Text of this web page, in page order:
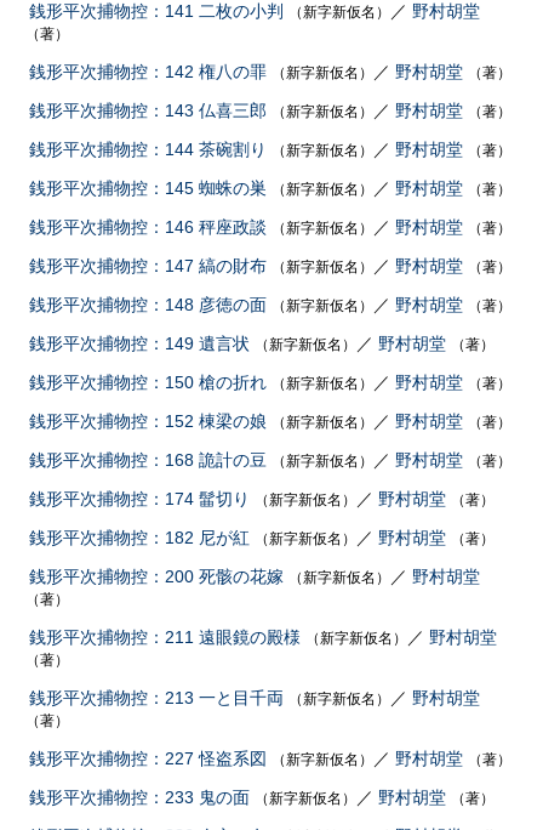
銭形平次捕物控：141 二枚の小判 （新字新仮名） ／ 野村胡堂
（著）
銭形平次捕物控：142 権八の罪 （新字新仮名） ／ 野村胡堂 （著）
銭形平次捕物控：143 仏喜三郎 （新字新仮名） ／ 野村胡堂 （著）
銭形平次捕物控：144 茶碗割り （新字新仮名） ／ 野村胡堂 （著）
銭形平次捕物控：145 蜘蛛の巣 （新字新仮名） ／ 野村胡堂 （著）
銭形平次捕物控：146 秤座政談 （新字新仮名） ／ 野村胡堂 （著）
銭形平次捕物控：147 縞の財布 （新字新仮名） ／ 野村胡堂 （著）
銭形平次捕物控：148 彦徳の面 （新字新仮名） ／ 野村胡堂 （著）
銭形平次捕物控：149 遺言状 （新字新仮名） ／ 野村胡堂 （著）
銭形平次捕物控：150 槍の折れ （新字新仮名） ／ 野村胡堂 （著）
銭形平次捕物控：152 棟梁の娘 （新字新仮名） ／ 野村胡堂 （著）
銭形平次捕物控：168 詭計の豆 （新字新仮名） ／ 野村胡堂 （著）
銭形平次捕物控：174 髷切り （新字新仮名） ／ 野村胡堂 （著）
銭形平次捕物控：182 尼が紅 （新字新仮名） ／ 野村胡堂 （著）
銭形平次捕物控：200 死骸の花嫁 （新字新仮名） ／ 野村胡堂
（著）
銭形平次捕物控：211 遠眼鏡の殿様 （新字新仮名） ／ 野村胡堂
（著）
銭形平次捕物控：213 一と目千両 （新字新仮名） ／ 野村胡堂
（著）
銭形平次捕物控：227 怪盗系図 （新字新仮名） ／ 野村胡堂 （著）
銭形平次捕物控：233 鬼の面 （新字新仮名） ／ 野村胡堂 （著）